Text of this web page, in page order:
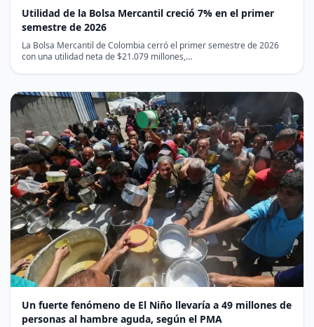
Utilidad de la Bolsa Mercantil creció 7% en el primer
semestre de 2026
La Bolsa Mercantil de Colombia cerró el primer semestre de 2026
con una utilidad neta de $21.079 millones,…
Un fuerte fenómeno de El Niño llevaría a 49 millones de
personas al hambre aguda, según el PMA